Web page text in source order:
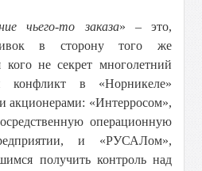
чьего-то заказа» – это,
в сторону того же
не секрет многолетний
конфликт в «Норникеле»
акционерами: «Интерросом»,
операционную
и «РУСАЛом»,
получить контроль над